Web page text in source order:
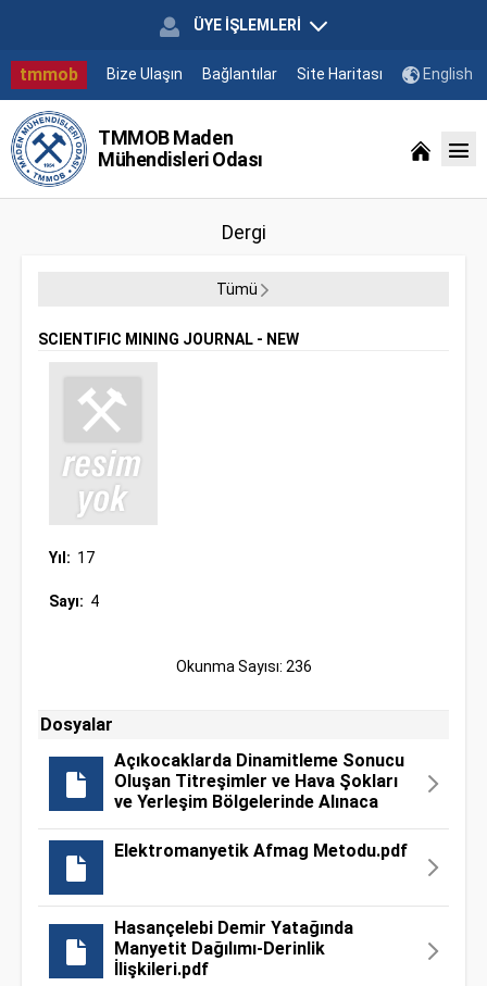
ÜYE İŞLEMLERİ
tmmob Bize Ulaşın Bağlantılar Site Haritası English
TMMOB Maden
Mühendisleri Odası
Dergi
Tümü
SCIENTIFIC MINING JOURNAL - NEW
Yıl: 17
Sayı: 4
Okunma Sayısı: 236
Dosyalar
Açıkocaklarda Dinamitleme Sonucu
Oluşan Titreşimler ve Hava Şokları
ve Yerleşim Bölgelerinde Alınaca
Elektromanyetik Afmag Metodu.pdf
Hasançelebi Demir Yatağında
Manyetit Dağılımı-Derinlik
İlişkileri.pdf